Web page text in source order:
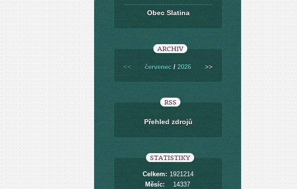
Obec Slatina
ARCHIV
<< červenec / 2026 >>
RSS
Přehled zdrojů
STATISTIKY
Celkem: 1921214
Měsíc:
14337